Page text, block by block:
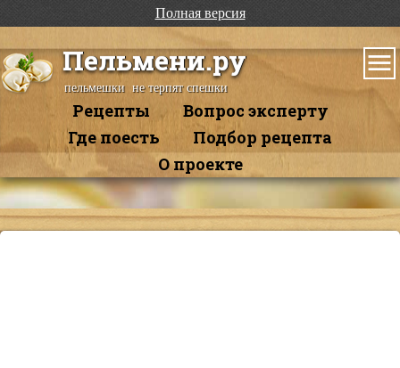
Полная версия
Пельмени.ру
пельмешки не терпят спешки
Рецепты
Вопрос эксперту
Где поесть
Подбор рецепта
О проекте